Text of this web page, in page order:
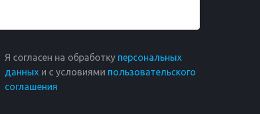
Я согласен на обработку персональных
данных и с условиями пользовательского
соглашения